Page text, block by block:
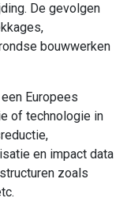
De gevolgen
bouwwerken
Europees
of technologie in
en impact data
zoals